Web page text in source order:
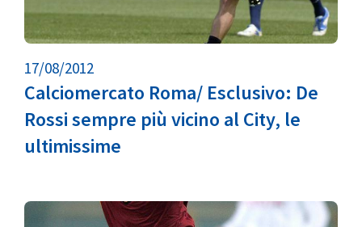
17/08/2012
Calciomercato Roma/ Esclusivo: De
Rossi sempre più vicino al City, le
ultimissime